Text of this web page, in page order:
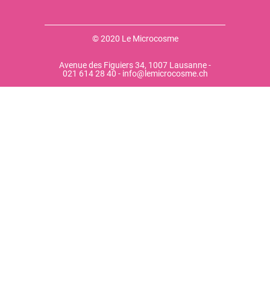
© 2020 Le Microcosme
Avenue des Figuiers 34, 1007 Lausanne -
021 614 28 40 - info@lemicrocosme.ch